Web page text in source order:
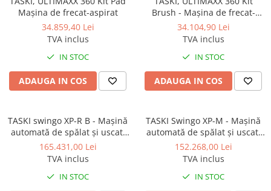
Gama de cosmetice hoteliere Lux
Gama de cosmetice hoteliere
Salvatore Ferragamo
Gama de cosmetice hoteliere Sense
Papuci hotel
Papuci hotelieri
Prosoape hotel
Echipamente Persoane Dizabilitati
Cosuri de gunoi
Mașina de frecat-aspirat
34.859,40 Lei
TVA inclus
IN STOC
ADAUGA IN COS
Brush - Mașina de frecat-
aspirat
34.104,90 Lei
TVA inclus
IN STOC
ADAUGA IN COS
TASKI swingo XP-R B - Mașină
automată de spălat și uscat,
cu operator stand-on
165.431,00 Lei
TVA inclus
IN STOC
TASKI Swingo XP-M - Mașină
automată de spălat și uscat,
cu operator stand-on, baterii
şi încărcător extern
152.268,00 Lei
TVA inclus
IN STOC